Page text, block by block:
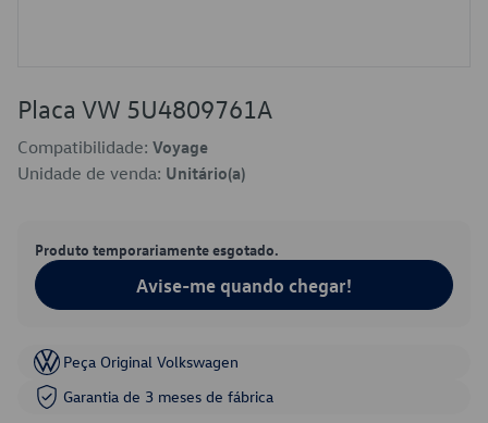
Placa VW 5U4809761A
Compatibilidade: Voyage
Unidade de venda: Unitário(a)
Produto temporariamente esgotado.
Avise-me quando chegar!
Peça Original Volkswagen
Garantia de 3 meses de fábrica